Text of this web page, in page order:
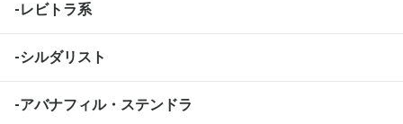
-レビトラ系
-シルダリスト
-アバナフィル・ステンドラ